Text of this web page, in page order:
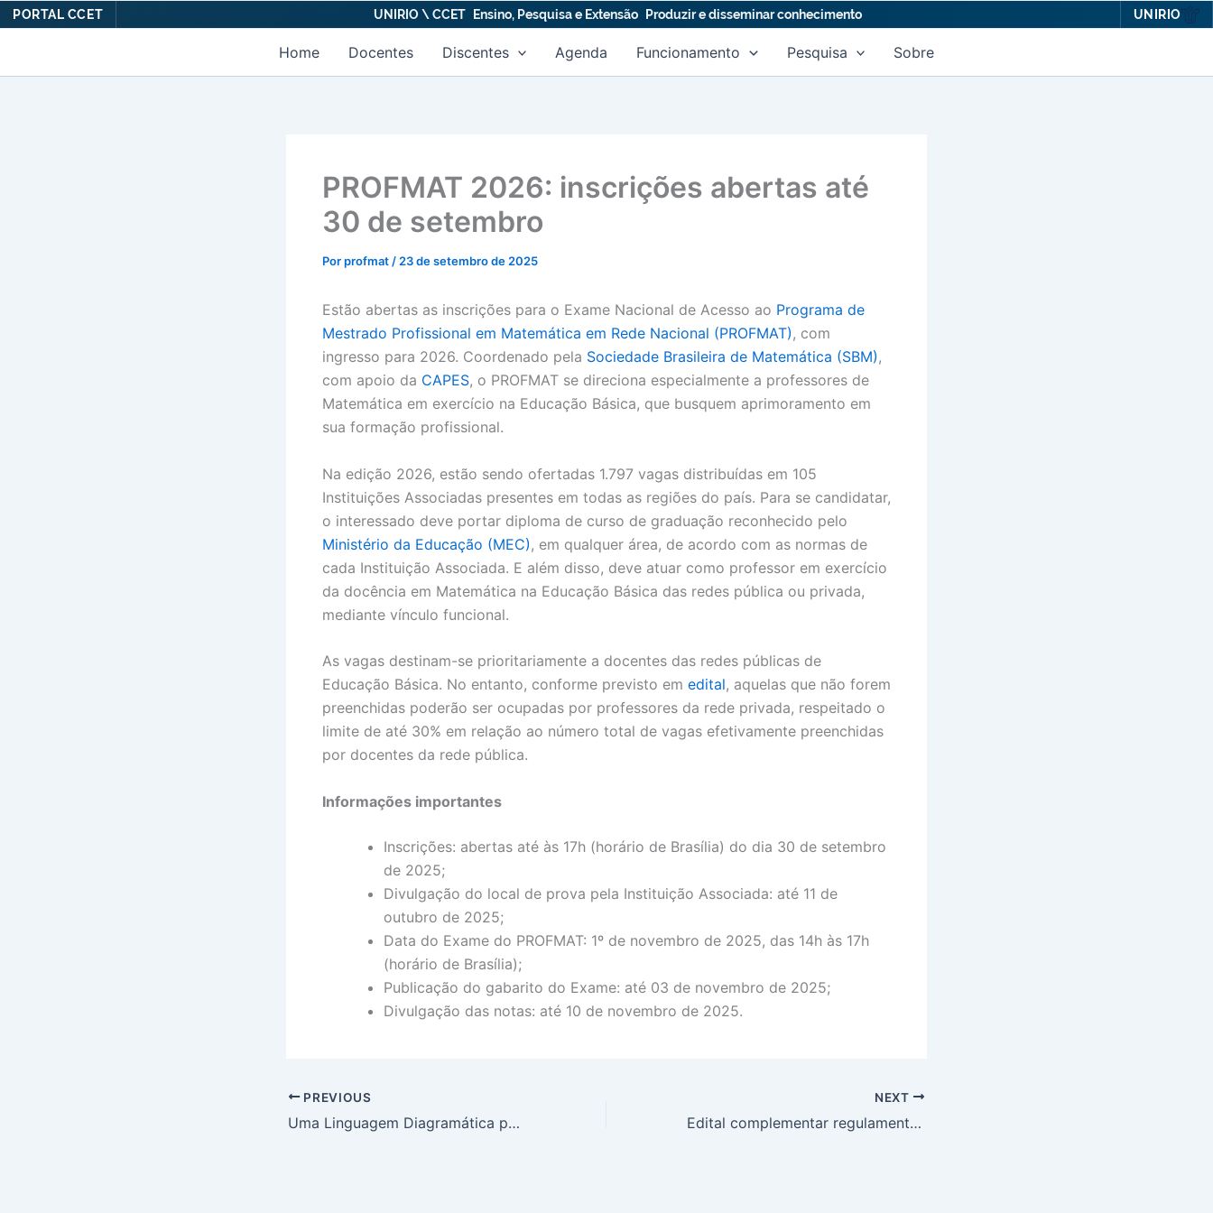
PORTAL CCET UNIRIO \ CCET Ensino, Pesquisa e Extensão Produzir e disseminar conhecimento UNIRIO
Home Docentes Discentes Agenda Funcionamento Pesquisa Sobre
PROFMAT 2026: inscrições abertas até
30 de setembro
Porprofmat / 23 de setembro de 2025
Estão abertas as inscrições para o Exame Nacional de Acesso ao Programa de
Mestrado Profissional em Matemática em Rede Nacional (PROFMAT), com
ingresso para 2026. Coordenado pela Sociedade Brasileira de Matemática (SBM),
com apoio da CAPES, o PROFMAT se direciona especialmente a professores de
Matemática em exercício na Educação Básica, que busquem aprimoramento em
sua formação profissional.
Na edição 2026, estão sendo ofertadas 1.797 vagas distribuídas em 105
Instituições Associadas presentes em todas as regiões do país. Para se candidatar,
o interessado deve portar diploma de curso de graduação reconhecido pelo
Ministério da Educação (MEC) , em qualquer área, de acordo com as normas de
cada Instituição Associada. E além disso, deve atuar como professor em exercício
da docência em Matemática na Educação Básica das redes pública ou privada,
mediante vínculo funcional.
As vagas destinam-se prioritariamente a docentes das redes públicas de
Educação Básica. No entanto, conforme previsto em edital, aquelas que não forem
preenchidas poderão ser ocupadas por professores da rede privada, respeitado o
limite de até 30% em relação ao número total de vagas efetivamente preenchidas
por docentes da rede pública.
Informações importantes
Inscrições: abertas até às 17h (horário de Brasília) do dia 30 de setembro
de 2025;
Divulgação do local de prova pela Instituição Associada: até 11 de
outubro de 2025;
Data do Exame do PROFMAT: 1º de novembro de 2025, das 14h às 17h
(horário de Brasília);
Publicação do gabarito do Exame: até 03 de novembro de 2025;
Divulgação das notas: até 10 de novembro de 2025.
PREVIOUS
Uma Linguagem Diagramática para Álgebra Linear
NEXT
Edital complementar regulamenta o ingresso por cotas no Profmat-UNIRIO em 2026